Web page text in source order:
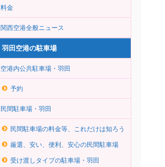
料金
関西空港全般ニュース
羽田空港の駐車場
空港内公共駐車場・羽田
予約
民間駐車場・羽田
民間駐車場の料金等、これだけは知ろう
厳選、安い、便利、安心の民間駐車場
受け渡しタイプの駐車場・羽田